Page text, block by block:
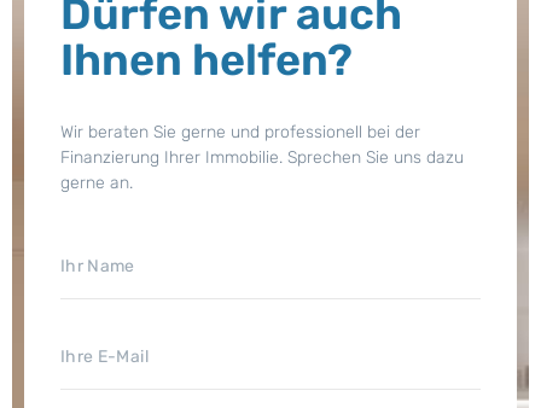
Dürfen wir auch
Ihnen helfen?
Wir beraten Sie gerne und professionell bei der
Finanzierung Ihrer Immobilie. Sprechen Sie uns dazu
gerne an.